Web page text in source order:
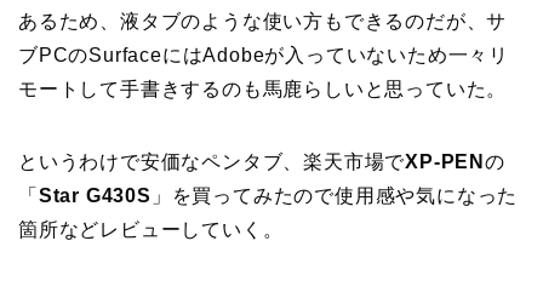
あるため、液タブのような使い方もできるのだが、サ
ブPCのSurfaceにはAdobeが入っていないため一々リ
モートして手書きするのも馬鹿らしいと思っていた。
というわけで安価なペンタブ、楽天市場でXP-PENの
「 Star G430S 」を買ってみたので使用感や気になった
箇所などレビューしていく。